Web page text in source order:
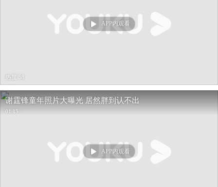
APP内观看
热度 58
谢霆锋童年照片大曝光 居然胖到认不出
01:15
APP内观看